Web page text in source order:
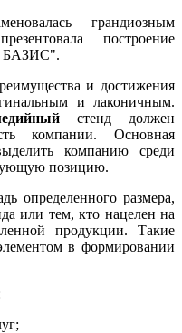
грандиозным
построение
БАЗИС".
и достижения
и лаконичным.
стенд должен
компании. Основная
компанию среди
позицию.
определенного размера,
или тем, кто нацелен на
продукции. Такие
в формировании